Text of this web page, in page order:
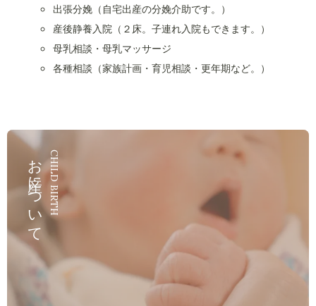
出張分娩（自宅出産の分娩介助です。）
産後静養入院（２床。子連れ入院もできます。）
母乳相談・母乳マッサージ
各種相談（家族計画・育児相談・更年期など。）
CHILD BIRTH
お産について